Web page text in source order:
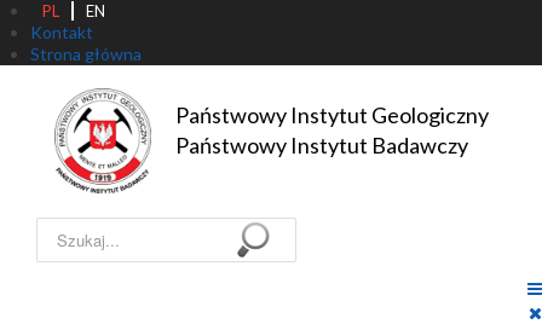
PL EN
Kontakt
Strona główna
Państwowy Instytut Geologiczny
Państwowy Instytut Badawczy
Szukaj...